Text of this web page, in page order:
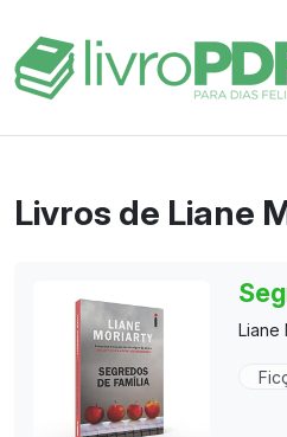
Livros de Liane
Liane